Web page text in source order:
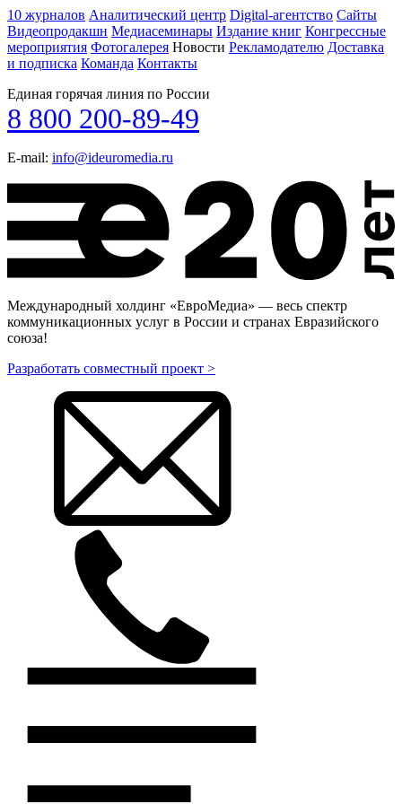
10 журналов Аналитический центр Digital-агентство Сайты
Видеопродакшн Медиасеминары Издание книг Конгрессные
мероприятия Фотогалерея Новости Рекламодателю Доставка
и подписка Команда Контакты
Единая горячая линия по России
8 800 200-89-49
E-mail: info@ideuromedia.ru
Международный холдинг «ЕвроМедиа» — весь спектр
коммуникационных услуг в России и странах Евразийского
союза!
Разработать совместный проект >